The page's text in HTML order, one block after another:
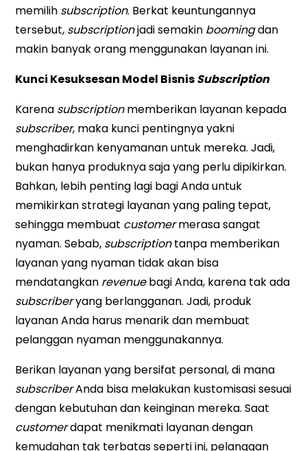
memilih subscription. Berkat keuntungannya
tersebut, subscriptionjadi semakin boomingdan
makin banyak orang menggunakan layanan ini.
Kunci Kesuksesan Model BisnisSubscription
Karena subscriptionmemberikan layanan kepada
subscriber, maka kunci pentingnya yakni
menghadirkan kenyamanan untuk mereka. Jadi,
bukan hanya produknya saja yang perlu dipikirkan.
Bahkan, lebih penting lagi bagi Anda untuk
memikirkan strategi layanan yang paling tepat,
sehingga membuat customermerasa sangat
nyaman. Sebab, subscriptiontanpa memberikan
layanan yang nyaman tidak akan bisa
mendatangkan revenuebagi Anda, karena tak ada
subscriberyang berlangganan. Jadi, produk
layanan Anda harus menarik dan membuat
pelanggan nyaman menggunakannya.
Berikan layanan yang bersifat personal, di mana
subscriberAnda bisa melakukan kustomisasi sesuai
dengan kebutuhan dan keinginan mereka. Saat
customerdapat menikmati layanan dengan
kemudahan tak terbatas seperti ini, pelanggan